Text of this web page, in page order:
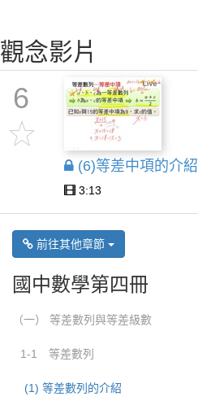
觀念影片
6
(6)等差中項的介紹
3:13
前往其他章節
國中數學第四冊
（一） 等差數列與等差級數
1-1 等差數列
(1) 等差數列的介紹